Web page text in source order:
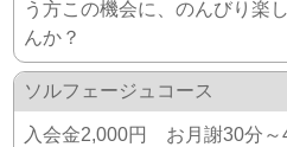
う方この機会に、のんびり楽
んか？
ソルフェージュコース
入会金2,000円 お月謝30分～